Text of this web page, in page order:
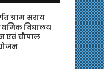
ग्राम सराय
विद्यालय
एवं चौपाल